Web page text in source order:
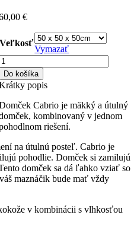
€
Veľkosť
Vymazať
množstvo
béžový
Do košíka
popis
Cabrio je mäkký a útulný
kombinovaný v jednom
riešení.
na útulnú posteľ. Cabrio je
pohodlie. Domček si zamilujú
domček sa dá ľahko vziať so
maznáčik bude mať vždy
v kombinácii s vlhkosťou